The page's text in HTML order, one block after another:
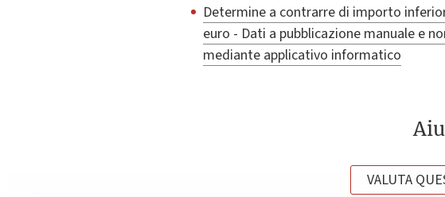
Determine a contrarre di importo
euro - Dati a pubblicazione manuale e
mediante applicativo informatico
VALUTA